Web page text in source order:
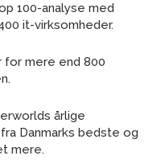
100-analyse med
it-virksomheder.
mere end 800
årlige
Danmarks bedste og
mere.